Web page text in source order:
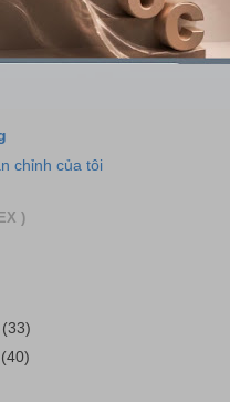
chỉnh của tôi
)
(33)
(40)